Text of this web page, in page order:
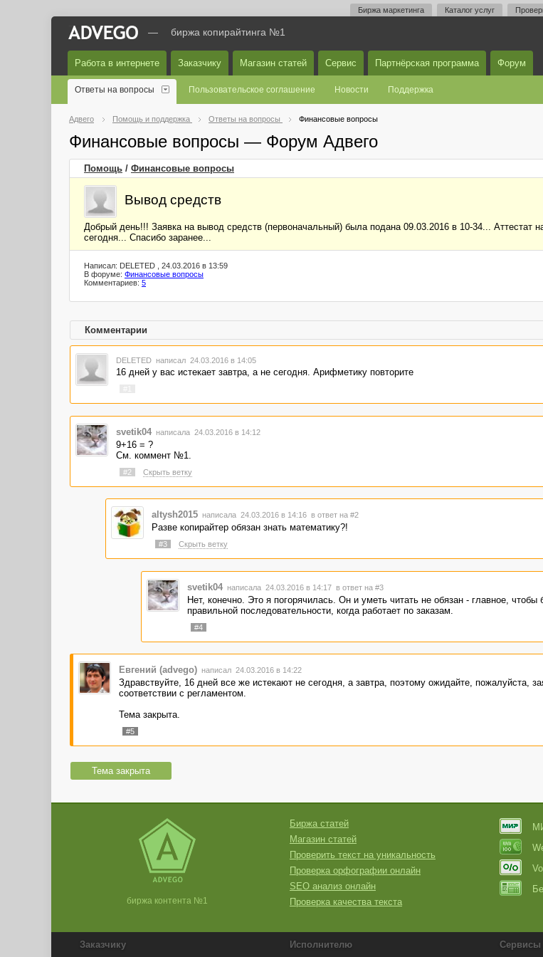
Биржа маркетинга Каталог услуг
— биржа копирайтинга №1
Работа в интернете Заказчику Магазин статей Сервис Партнёрская программа Форум
Ответы на вопросы Пользовательское соглашение Новости Поддержка
Адвего Помощь и поддержка Ответы на вопросы Финансовые вопросы
Финансовые вопросы — Форум Адвего
Помощь / Финансовые вопросы
Вывод средств
Добрый день!!! Заявка на вывод средств (первоначальный) была подана 09.03.2016 в 10-34...
сегодня... Спасибо заранее...
Написал: DELETED , 24.03.2016 в 13:59
В форуме: Финансовые вопросы
Комментариев: 5
Комментарии
DELETED написал 24.03.2016 в 14:05
16 дней у вас истекает завтра, а не сегодня. Арифметику повторите
svetik04 написала 24.03.2016 в 14:12
9+16 = ?
См. коммент №1.
#2 Скрыть ветку
altysh2015 написала 24.03.2016 в 14:16 в ответ на #2
Разве копирайтер обязан знать математику?!
#3 Скрыть ветку
svetik04 написала 24.03.2016 в 14:17 в ответ на #3
Нет, конечно. Это я погорячилась. Он и уметь читать не обязан - главное,
правильной последовательности, когда работает по заказам.
#4
Евгений (advego) написал 24.03.2016 в 14:22
Здравствуйте, 16 дней все же истекают не сегодня, а завтра, поэтому ожидайте, пожалуйста,
соответствии с регламентом.
Тема закрыта.
#5
Тема закрыта
биржа контента №1
Биржа статей
Магазин статей
Проверить текст на уникальность
Проверка орфографии онлайн
SEO анализ онлайн
Проверка качества текста
Заказчику Исполнителю
Сервисы